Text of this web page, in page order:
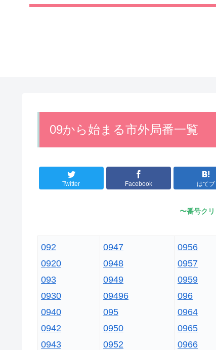
09から始まる市外局番一覧
Twitter Facebook はてブ
〜番号ク
092
0920
093
0930
0940
0942
0943
0947
0948
0949
09496
095
0950
0952
0956
0957
0959
096
0964
0965
0966